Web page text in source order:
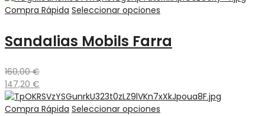
Compra Rápida Seleccionar opciones
Sandalias Mobils Farra
160,00€
147,20 €
Compra Rápida Seleccionar opciones